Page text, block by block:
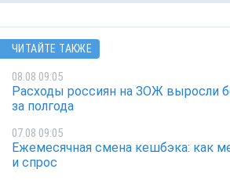
ЧИТАЙТЕ ТАКЖЕ
08.08 09:05
Расходы россиян на ЗОЖ выросли
за полгода
07.08 09:05
Ежемесячная смена кешбэка: как
и спрос